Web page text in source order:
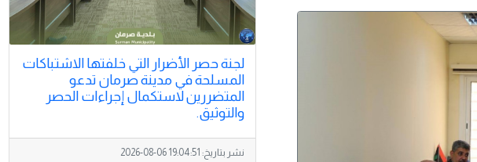
لجنة حصر الأضرار التي خلفتها الاشتباكات
المسلحة في مدينة صرمان تدعو
المتضررين لاستكمال إجراءات الحصر
والتوثيق.
نشر بتاريخ: 2026-08-06 19:04:51